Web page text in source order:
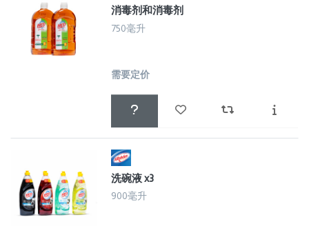
消毒剂和消毒剂
750毫升
需要定价
洗碗液 x3
900毫升